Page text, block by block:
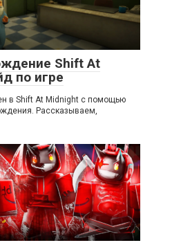
Shift At
по игре
в Shift At Midnight с помощью
Рассказываем,